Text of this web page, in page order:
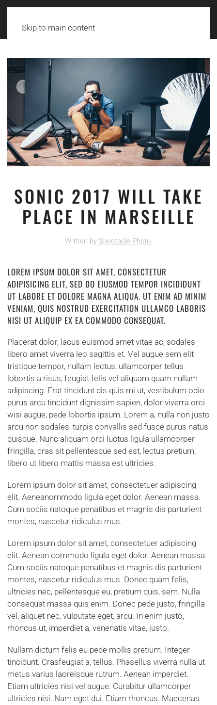
Skip to main content
SONIC 2017 WILL TAKE
PLACE IN MARSEILLE
Written by Spectacle Photo.
LOREM IPSUM DOLOR SIT AMET, CONSECTETUR
ADIPISICING ELIT, SED DO EIUSMOD TEMPOR INCIDIDUNT
UT LABORE ET DOLORE MAGNA ALIQUA. UT ENIM AD MINIM
VENIAM, QUIS NOSTRUD EXERCITATION ULLAMCO LABORIS
NISI UT ALIQUIP EX EA COMMODO CONSEQUAT.
Placerat dolor, lacus euismod amet vitae ac, sodales
libero amet viverra leo sagittis et. Vel augue sem elit
tristique tempor, nullam lectus, ullamcorper tellus
lobortis a risus, feugiat felis vel aliquam quam nullam
adipiscing. Erat tincidunt dis quis mi ut, vestibulum odio
purus arcu tincidunt dignissim sapien, dolor viverra orci
wisi augue, pede lobortis ipsum. Lorem a, nulla non justo
arcu non sodales, turpis convallis sed fusce purus natus
quisque. Nunc aliquam orci luctus ligula ullamcorper
fringilla, cras sit pellentesque sed est, lectus pretium,
libero ut libero mattis massa est ultricies.
Lorem ipsum dolor sit amet, consectetuer adipiscing
elit. Aeneanommodo ligula eget dolor. Aenean massa.
Cum sociis natoque penatibus et magnis dis parturient
montes, nascetur ridiculus mus.
Lorem ipsum dolor sit amet, consectetuer adipiscing
elit. Aenean commodo ligula eget dolor. Aenean massa.
Cum sociis natoque penatibus et magnis dis parturient
montes, nascetur ridiculus mus. Donec quam felis,
ultricies nec, pellentesque eu, pretium quis, sem. Nulla
consequat massa quis enim. Donec pede justo, fringilla
vel, aliquet nec, vulputate eget, arcu. In enim justo,
rhoncus ut, imperdiet a, venenatis vitae, justo.
Nullam dictum felis eu pede mollis pretium. Integer
tincidunt. Crasfeugiat a, tellus. Phasellus viverra nulla ut
metus varius laoreisque rutrum. Aenean imperdiet.
Etiam ultricies nisi vel augue. Curabitur ullamcorper
ultricies nisi. Nam eget dui. Etiam rhoncus. Maecenas